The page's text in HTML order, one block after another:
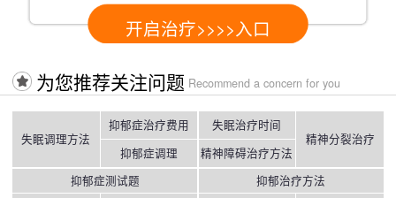
开启治疗>>>>入口
为您推荐关注问题 Recommend a concern for you
失眠调理方法
抑郁症治疗费用
抑郁症调理
失眠治疗时间
精神障碍治疗方法
精神分裂治疗
抑郁症测试题 抑郁治疗方法